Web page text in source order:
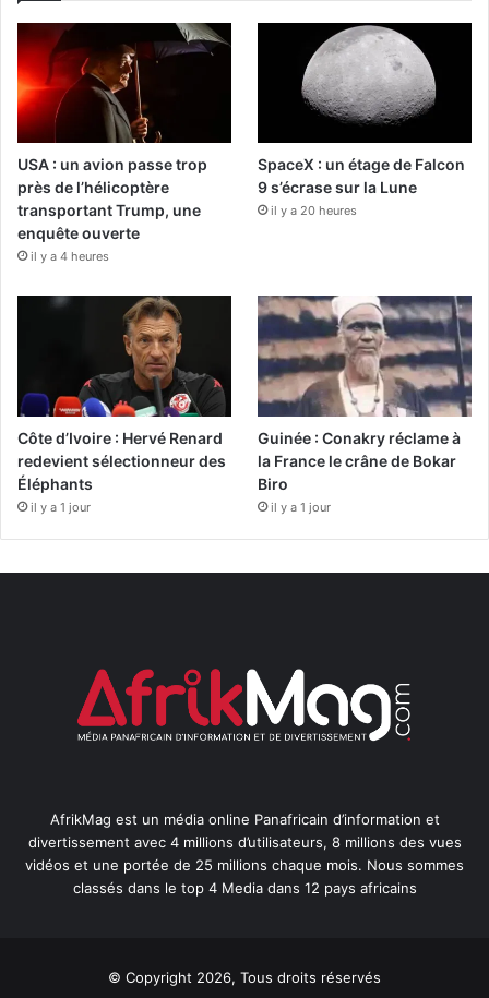
USA : un avion passe trop
près de l’hélicoptère
transportant Trump, une
enquête ouverte
il y a 4 heures
SpaceX : un étage de Falcon
9 s’écrase sur la Lune
il y a 20 heures
Côte d’Ivoire : Hervé Renard
redevient sélectionneur des
Éléphants
il y a 1 jour
Guinée : Conakry réclame à
la France le crâne de Bokar
Biro
il y a 1 jour
AfrikMag est un média online Panafricain d’information et
divertissement avec 4 millions d’utilisateurs, 8 millions des vues
vidéos et une portée de 25 millions chaque mois. Nous sommes
classés dans le top 4 Media dans 12 pays africains
© Copyright 2026, Tous droits réservés